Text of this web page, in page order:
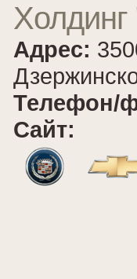
Адрес:
Телефон/
Сайт: